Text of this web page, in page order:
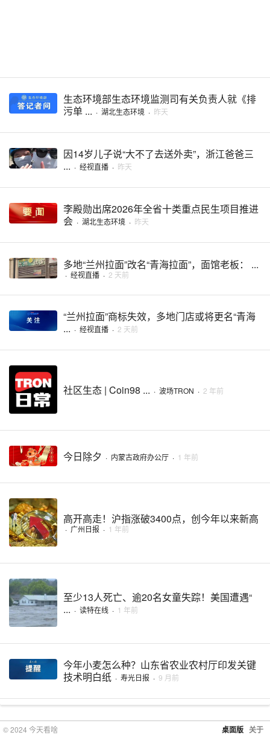
生态环境部生态环境监测司有关负责人就《排
污单 ... · 湖北生态环境 · 昨天
因14岁儿子说“大不了去送外卖”，浙江爸爸三
... · 经视直播 · 昨天
李殿勋出席2026年全省十类重点民生项目推进
会 · 湖北生态环境 · 昨天
多地“兰州拉面”改名“青海拉面”，面馆老板： ...
· 经视直播 · 2 天前
“兰州拉面”商标失效，多地门店或将更名“青海
... · 经视直播 · 2 天前
社区生态 | Coin98 ... · 波场TRON · 2 年前
今日除夕 · 内蒙古政府办公厅 · 1 年前
高开高走！沪指涨破3400点，创今年以来新高
· 广州日报 · 1 年前
至少13人死亡、逾20名女童失踪！美国遭遇“
... · 读特在线 · 1 年前
今年小麦怎么种？山东省农业农村厅印发关键
技术明白纸 · 寿光日报 · 9 月前
桌面版 关于
© 2024 今天看啥